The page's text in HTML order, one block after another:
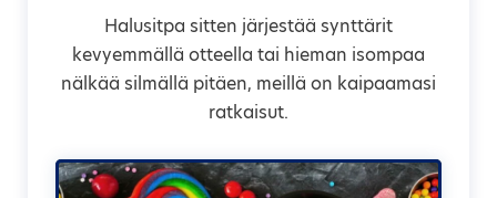
Halusitpa sitten järjestää synttärit
kevyemmällä otteella tai hieman isompaa
nälkää silmällä pitäen, meillä on kaipaamasi
ratkaisut.